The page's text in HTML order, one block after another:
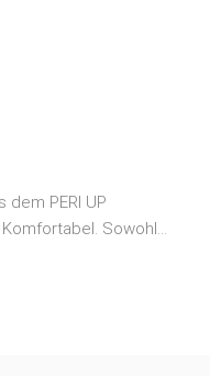
dem PERI UP
Sowohl